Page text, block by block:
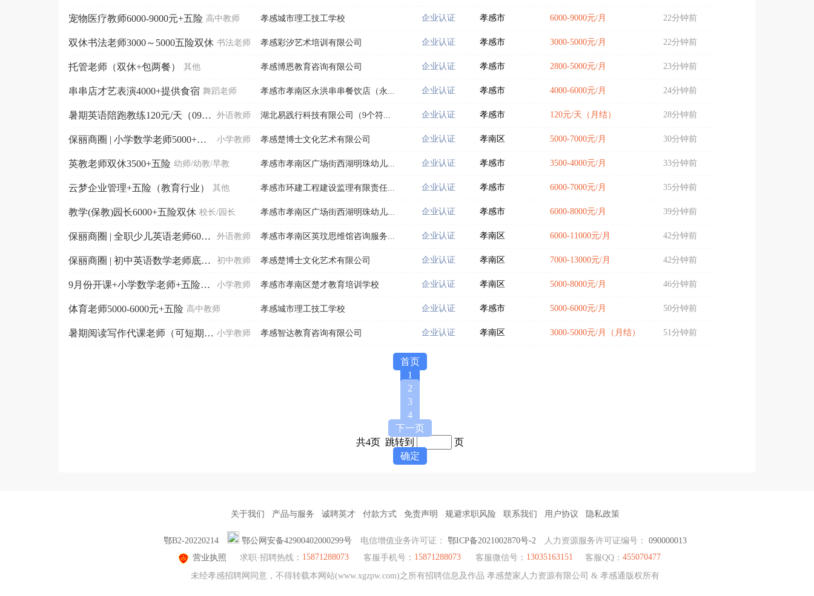
宠物医疗教师6000-9000元+五险 高中教师 孝感城市理工技工学校 企业认证 孝感市 6000-9000元/月 22分钟前
双休书法老师3000～5000五险双休 书法老师 孝感彩汐艺术培训有限公司 企业认证 孝感市 3000-5000元/月 22分钟前
托管老师（双休+包两餐） 其他 孝感博恩教育咨询有限公司 企业认证 孝感市 2800-5000元/月 23分钟前
串串店才艺表演4000+提供食宿 舞蹈老师 孝感市孝南区永洪串串餐饮店（永... 企业认证 孝感市 4000-6000元/月 24分钟前
暑期英语陪跑教练120元/天（09：30-18：00... 外语教师 湖北易践行科技有限公司（9个符... 企业认证 孝感市 120元/天（月结） 28分钟前
保丽商圈 | 小学数学老师5000+双休五险 小学教师 孝感楚博士文化艺术有限公司 企业认证 孝南区 5000-7000元/月 30分钟前
英教老师双休3500+五险 幼师/幼教/早教 孝感市孝南区广场街西湖明珠幼儿... 企业认证 孝感市 3500-4000元/月 33分钟前
云梦企业管理+五险（教育行业） 其他 孝感市环建工程建设监理有限责任... 企业认证 孝感市 6000-7000元/月 35分钟前
教学(保教)园长6000+五险双休 校长/园长 孝感市孝南区广场街西湖明珠幼儿... 企业认证 孝感市 6000-8000元/月 39分钟前
保丽商圈 | 全职少儿英语老师6000-11000元 外语教师 孝感市孝南区英玟思维馆咨询服务... 企业认证 孝南区 6000-11000元/月 42分钟前
保丽商圈 | 初中英语数学老师底薪7000+五险双休（有教学经验） 初中教师 孝感楚博士文化艺术有限公司 企业认证 孝南区 7000-13000元/月 42分钟前
9月份开课+小学数学老师+五险+周末双休（08：30... 小学教师 孝感市孝南区楚才教育培训学校 企业认证 孝南区 5000-8000元/月 46分钟前
体育老师5000-6000元+五险 高中教师 孝感城市理工技工学校 企业认证 孝感市 5000-6000元/月 50分钟前
暑期阅读写作代课老师（可短期）3000-5000 小学教师 孝感智达教育咨询有限公司 企业认证 孝南区 3000-5000元/月（月结） 51分钟前
首页
1
2
3
4
下一页
共4页 跳转到
页
确定
关于我们 产品与服务 诚聘英才 付款方式 免责声明 规避求职风险 联系我们 用户协议 隐私政策
鄂B2-20220214 鄂公网安备42900402000299号 电信增值业务许可证： 鄂ICP备2021002870号-2 人力资源服务许可证编号： 090000013
营业执照
求职·招聘热线： 15871288073 客服手机号： 15871288073 客服微信号： 13035163151 客服QQ： 455070477
未经孝感招聘网同意，不得转载本网站(www.xgzpw.com)之所有招聘信息及作品 孝感楚家人力资源有限公司 & 孝感通版权所有